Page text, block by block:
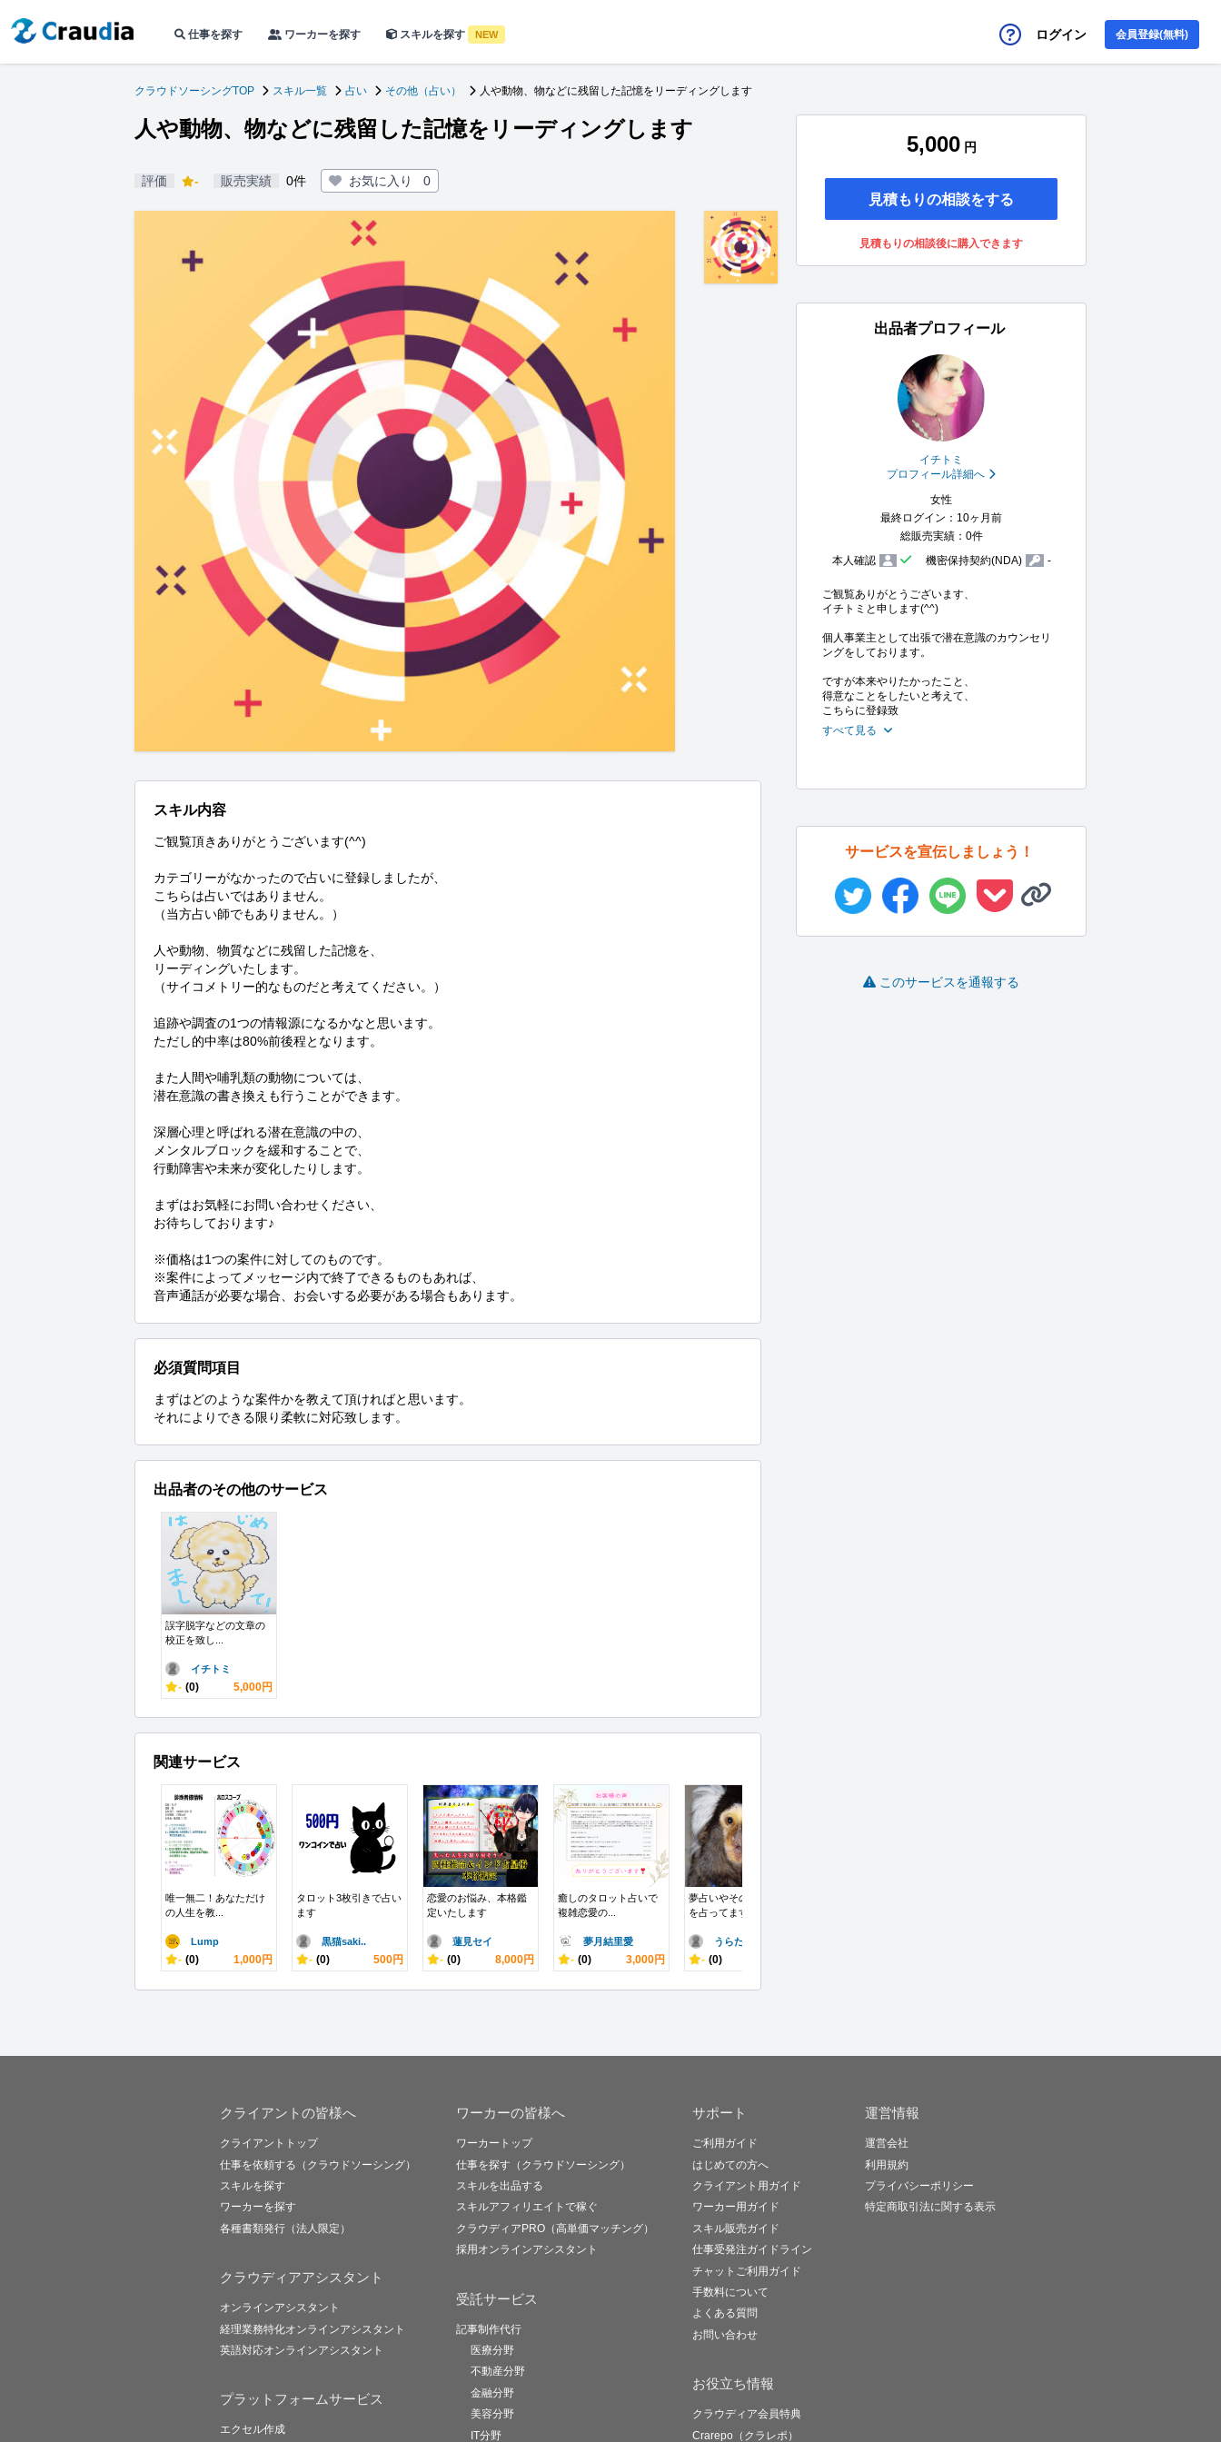
仕事を探す ワーカーを探す スキルを探す NEW ログイン 会員登録(無料)
クラウドソーシングTOP スキル一覧 占い その他（占い） 人や動物、物などに残留した記憶をリーディングします
人や動物、物などに残留した記憶をリーディングします
評価 - 販売実績 0件 お気に入り 0
スキル内容
ご観覧頂きありがとうございます(^^)
カテゴリーがなかったので占いに登録しましたが、
こちらは占いではありません。
（当方占い師でもありません。）
人や動物、物質などに残留した記憶を、
リーディングいたします。
（サイコメトリー的なものだと考えてください。）
追跡や調査の1つの情報源になるかなと思います。
ただし的中率は80%前後程となります。
また人間や哺乳類の動物については、
潜在意識の書き換えも行うことができます。
深層心理と呼ばれる潜在意識の中の、
メンタルブロックを緩和することで、
行動障害や未来が変化したりします。
まずはお気軽にお問い合わせください、
お待ちしております♪
※価格は1つの案件に対してのものです。
※案件によってメッセージ内で終了できるものもあれば、
音声通話が必要な場合、お会いする必要がある場合もあります。
必須質問項目
まずはどのような案件かを教えて頂ければと思います。
それによりできる限り柔軟に対応致します。
出品者のその他のサービス
誤字脱字などの文章の
校正を致し...
イチトミ
- (0) 5,000円
関連サービス
唯一無二！あなただけ
の人生を教...
Lump
- (0) 1,000円
タロット3枚引きで占い
ます
黒猫saki..
- (0) 500円
恋愛のお悩み、本格鑑
定いたします
蓮見セイ
- (0) 8,000円
癒しのタロット占いで
複雑恋愛の...
夢月結里愛
- (0) 3,000円
夢占いやその人の人生
を占ってます
うらたぬき
- (0)
5,000 円
見積もりの相談をする
見積もりの相談後に購入できます
出品者プロフィール
イチトミ
プロフィール詳細へ
女性
最終ログイン：10ヶ月前
総販売実績：0件
本人確認
機密保持契約(NDA) -
ご観覧ありがとうございます、
イチトミと申します(^^)
個人事業主として出張で潜在意識のカウンセリ
ングをしております。
ですが本来やりたかったこと、
得意なことをしたいと考えて、
こちらに登録致
すべて見る
サービスを宣伝しましょう！
このサービスを通報する
クライアントの皆様へ
クライアントトップ
仕事を依頼する（クラウドソーシング）
スキルを探す
ワーカーを探す
各種書類発行（法人限定）
クラウディアアシスタント
オンラインアシスタント
経理業務特化オンラインアシスタント
英語対応オンラインアシスタント
プラットフォームサービス
エクセル作成
ワーカーの皆様へ
ワーカートップ
仕事を探す（クラウドソーシング）
スキルを出品する
スキルアフィリエイトで稼ぐ
クラウディアPRO（高単価マッチング）
採用オンラインアシスタント
受託サービス
記事制作代行
医療分野
不動産分野
金融分野
美容分野
IT分野
サポート
ご利用ガイド
はじめての方へ
クライアント用ガイド
ワーカー用ガイド
スキル販売ガイド
仕事受発注ガイドライン
チャットご利用ガイド
手数料について
よくある質問
お問い合わせ
お役立ち情報
クラウディア会員特典
Crarepo（クラレポ）
運営情報
運営会社
利用規約
プライバシーポリシー
特定商取引法に関する表示